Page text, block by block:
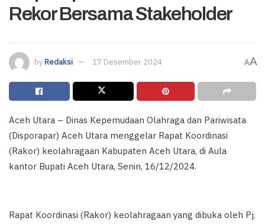
Rekor Bersama Stakeholder
byRedaksi 17 Desember 2024 AA
Aceh Utara – Dinas Kepemudaan Olahraga dan Pariwisata
(Disporapar) Aceh Utara menggelar Rapat Koordinasi
(Rakor) keolahragaan Kabupaten Aceh Utara, di Aula
kantor Bupati Aceh Utara, Senin, 16/12/2024.
Rapat Koordinasi (Rakor) keolahragaan yang dibuka oleh Pj.